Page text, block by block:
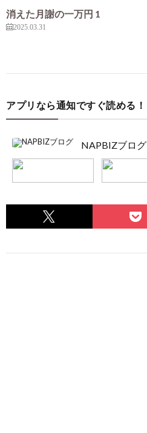
消えた月謝の一万円 1
2025.03.31
アプリなら通知ですぐ読める！
NAPBIZブログ